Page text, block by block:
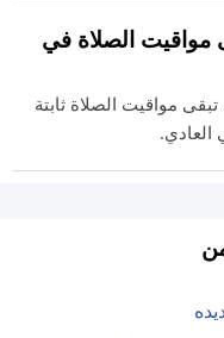
الصلاة في
مواقيت الصلاة ثابتة